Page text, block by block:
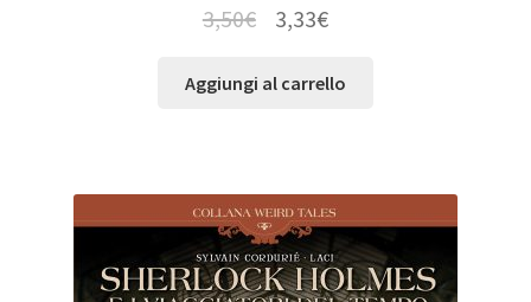
3,50€ 3,33€
Aggiungi al carrello